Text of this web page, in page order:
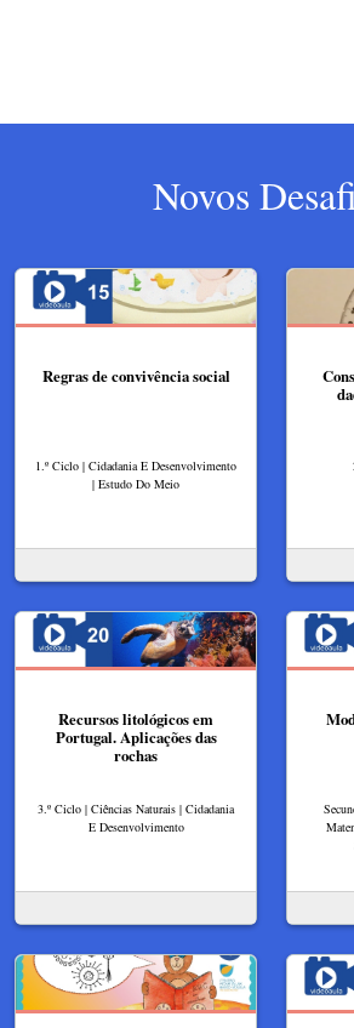
Novos
Regras de convivência social
1.º Ciclo | Cidadania E Desenvolvimento
| Estudo Do Meio
Recursos litológicos em
Portugal. Aplicações das
rochas
3.º Ciclo | Ciências Naturais | Cidadania
E Desenvolvimento